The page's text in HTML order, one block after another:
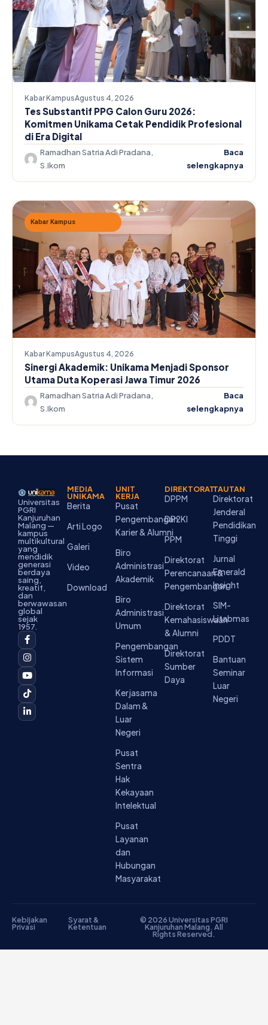
Kabar KampusAgustus 4, 2026
Tes Substantif PPG Calon Guru 2026:
Komitmen Unikama Cetak Pendidik Profesional
di Era Digital
Ramadhan Satria Adi Pradana,
S.Ikom
Baca
selengkapnya
Kabar Kampus
Kabar KampusAgustus 4, 2026
Sinergi Akademik: Unikama Menjadi Sponsor
Utama Duta Koperasi Jawa Timur 2026
Ramadhan Satria Adi Pradana,
S.Ikom
Baca
selengkapnya
Universitas
PGRI
Kanjuruhan
Malang —
kampus
multikultural
yang
mendidik
generasi
berdaya
saing,
kreatif,
dan
berwawasan
global
sejak
1957.
F
a
c
e
b
o
o
k
-
f
I
n
s
t
a
g
r
a
m
Y
o
u
t
u
b
e
T
i
k
t
o
k
L
i
n
k
e
d
i
n
-
i
n
MEDIA
UNIKAMA
Berita
Arti Logo
Galeri
Video
Download
UNIT
KERJA
Pusat
Pengembangan
Karier & Alumni
Biro
Administrasi
Akademik
Biro
Administrasi
Umum
Pengembangan
Sistem
Informasi
Kerjasama
Dalam &
Luar
Negeri
Pusat
Sentra
Hak
Kekayaan
Intelektual
Pusat
Layanan
dan
Hubungan
Masyarakat
DIREKTORAT
DPPM
DP2KI
PPM
Direktorat
Perencanaan &
Pengembangan
Direktorat
Kemahasiswaan
& Alumni
Direktorat
Sumber
Daya
TAUTAN
Direktorat
Jenderal
Pendidikan
Tinggi
Jurnal
Emerald
Insight
SIM-
Litabmas
PDDT
Bantuan
Seminar
Luar
Negeri
© 2026 Universitas PGRI
Kanjuruhan Malang. All
Rights Reserved.
Kebijakan
Privasi
Syarat &
Ketentuan